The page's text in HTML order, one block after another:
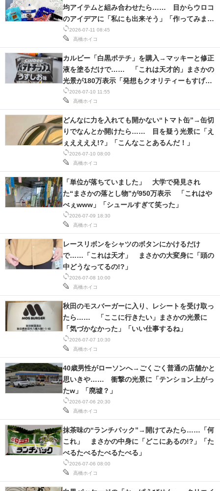
2026-07-11 08:45
高橋ホイコ
均アイテムと組み合わせたら…… 目からウロコ
のアイデアに「私にも出来そう」「作ってみま
す！」
2026-07-10 11:55
高橋ホイコ
カルビー「白黒ポテチ」を購入→マッキーと修正
液を塗るだけで…… 「これは天才的」まさかの
光景が180万表示「発想もクオリティーもすげ
え」
2026-07-10 08:00
高橋ホイコ
どんなに力を入れても開かない“トマト缶”→缶切
りでなんとか開けたら…… 目を疑う光景に「え
ぇええええ!?」「こんなことあるんだ！」
2026-07-09 18:30
高橋ホイコ
「単位が落ちていました」 大学で発見され
た“まさかの落とし物”が950万表示 「これはや
べぇwww」「シュールすぎて笑った」
2026-07-08 10:00
高橋ホイコ
レースリボンをシャツのボタンにかけるだけ
で……「これは天才」 まさかの大変身に「頭の
中どうなってるの!?」
2026-07-07 10:30
高橋ホイコ
秋田のモスバーガーに入り、レシートを受け取っ
たら…… 「ここに行きたい」まさかの光景に
「気づかなかった」「いい仕事するね」
2026-07-06 20:30
高橋ホイコ
40歳男性がローソンへ→ごくごく普通の店舗かと
思いきや…… 衝撃の光景に「テンション上がっ
たw」「廃墟？」
2026-07-06 08:00
高橋ホイコ
抹茶味の“ランチパック”→開けてみたら……「何
これ」 まさかの中身に「どこにあるの!?」「た
べるたべるたべるたべる」